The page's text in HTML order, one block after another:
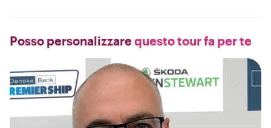
Posso personalizzarequesto tour fa per te